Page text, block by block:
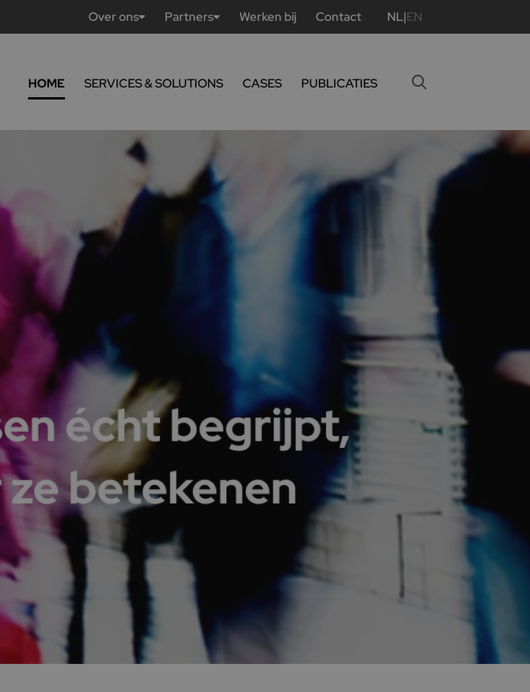
Over ons Partners Werken bij Contact NL|EN
HOME SERVICES & SOLUTIONS CASES PUBLICATIES